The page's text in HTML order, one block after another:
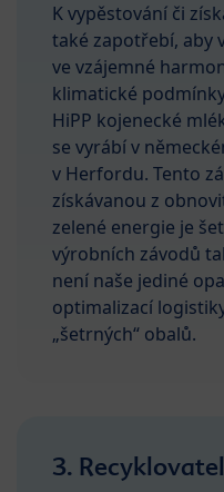
K vypěstování či
také zapotřebí, aby
ve vzájemné
klimatické
HiPP kojenecké
se vyrábí v
v Herfordu. Tento
získávanou z
zelené energie je
výrobních závodů
není naše jediné
optimalizací
„šetrných“ obalů.
3.